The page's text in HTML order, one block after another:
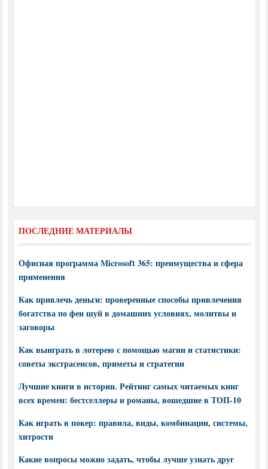
ПОСЛЕДНИЕ МАТЕРИАЛЫ
Офисная программа Microsoft 365: преимущества и сфера
применения
Как привлечь деньги: проверенные способы привлечения
богатства по фен шуй в домашних условиях, молитвы и
заговоры
Как выиграть в лотерею с помощью магии и статистики:
советы экстрасенсов, приметы и стратегии
Лучшие книги в истории. Рейтинг самых читаемых книг
всех времен: бестселлеры и романы, вошедшие в ТОП-10
Как играть в покер: правила, виды, комбинации, системы,
хитрости
Какие вопросы можно задать, чтобы лучше узнать друг